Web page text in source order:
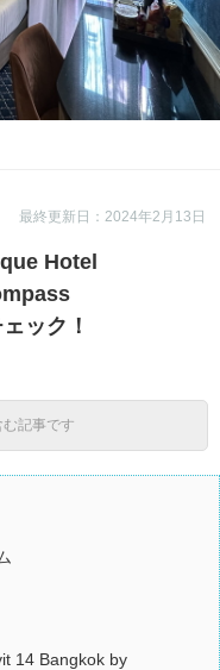
最終更新日：2024年2月13日
Hotel
ック！
記事です
14 Bangkok by